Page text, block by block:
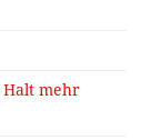
Halt mehr